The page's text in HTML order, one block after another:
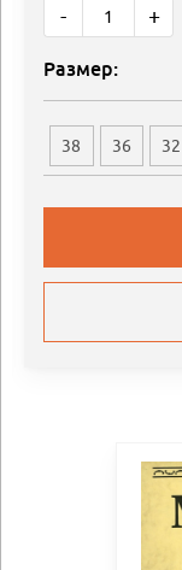
- +
Размер:
38 36 32